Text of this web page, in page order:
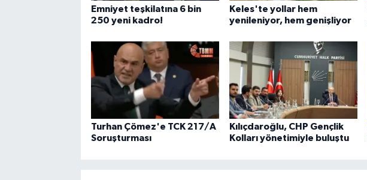
Emniyet teşkilatına 6 bin
250 yeni kadro!
Keles'te yollar hem
yenileniyor, hem genişliyor
Turhan Çömez'e TCK 217/A
Soruşturması
Kılıçdaroğlu, CHP Gençlik
Kolları yönetimiyle buluştu